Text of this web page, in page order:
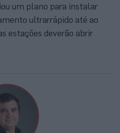
um plano para instalar
ultrarrápido até ao
estações deverão abrir